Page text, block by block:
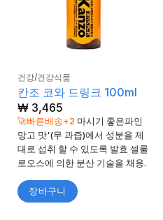
건강/건강식품
칸조 코와 드링크 100ml
₩3,465
🚀빠른배송+2 마시기 좋은파인
망고 맛'(무 과즙)에서 성분을 제
대로 섭취 할 수 있도록 발효 셀룰
로오스에 의한 분산 기술을 채용.
장바구니